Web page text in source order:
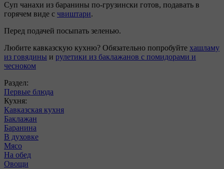
Cуп чанахи из баранины по-грузински готов, подавать в
горячем виде с чвиштари.
Перед подачей посыпать зеленью.
Любите кавказскую кухню? Обязательно попробуйте хашламу
из говядины и рулетики из баклажанов с помидорами и
чесноком
Раздел:
Первые блюда
Кухня:
Кавказская кухня
Баклажан
Баранина
В духовке
Мясо
На обед
Овощи